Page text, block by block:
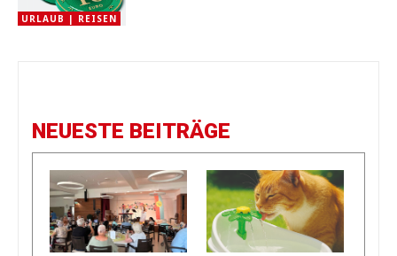
URLAUB | REISEN
NEUESTE BEITRÄGE